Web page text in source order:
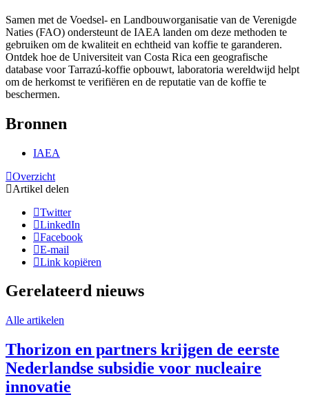
Samen met de Voedsel- en Landbouworganisatie van de Verenigde
Naties (FAO) ondersteunt de IAEA landen om deze methoden te
gebruiken om de kwaliteit en echtheid van koffie te garanderen.
Ontdek hoe de Universiteit van Costa Rica een geografische
database voor Tarrazú-koffie opbouwt, laboratoria wereldwijd helpt
om de herkomst te verifiëren en de reputatie van de koffie te
beschermen.
Bronnen
IAEA
Overzicht
Artikel delen
Twitter
LinkedIn
Facebook
E-mail
Link kopiëren
Gerelateerd nieuws
Alle artikelen
Thorizon en partners krijgen de eerste
Nederlandse subsidie voor nucleaire
innovatie